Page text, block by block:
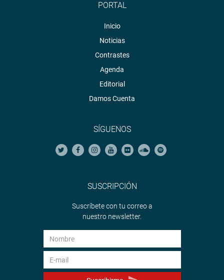
PORTAL
Inicio
Noticias
Contrastes
Agenda
Editorial
Damos Cuenta
SÍGUENOS
SUSCRIPCIÓN
Suscríbete con tu correo a
nuestro newsletter.